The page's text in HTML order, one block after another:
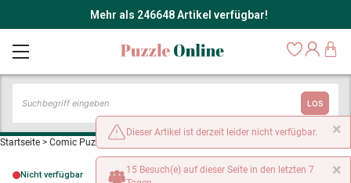
Mehr als 246648 Artikel verfügbar!
LOS
Startseite > Comic Puzzles >Paw Patrol
Nicht verfügbar
×
Dieser Artikel ist derzeit leider nicht verfügbar.
×
15 Besuch(e) auf dieser Seite in den letzten 7